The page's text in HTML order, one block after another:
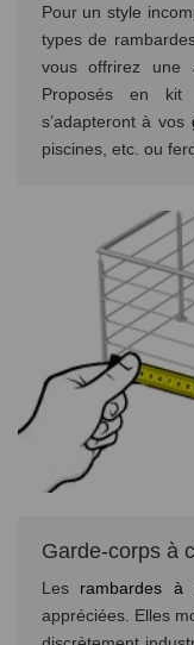
Pour un style
types de
vous offrirez une
Proposés en
s’adapteront à vos
piscines, etc. ou
Garde-corps à
Les rambardes à
appréciées. Elles